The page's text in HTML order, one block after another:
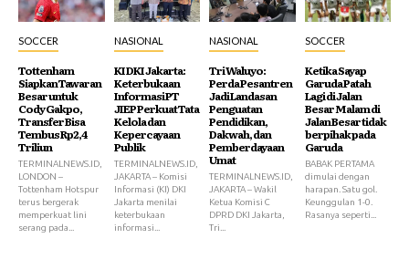
SOCCER
Tottenham
Siapkan Tawaran
Besar untuk
Cody Gakpo,
Transfer Bisa
Tembus Rp2,4
Triliun
TERMINALNEWS.ID,
LONDON –
Tottenham Hotspur
terus bergerak
memperkuat lini
serang pada...
NASIONAL
KI DKI Jakarta:
Keterbukaan
Informasi PT
JIEP Perkuat Tata
Kelola dan
Kepercayaan
Publik
TERMINALNEWS.ID,
JAKARTA – Komisi
Informasi (KI) DKI
Jakarta menilai
keterbukaan
informasi...
NASIONAL
Tri Waluyo:
Perda Pesantren
Jadi Landasan
Penguatan
Pendidikan,
Dakwah, dan
Pemberdayaan
Umat
TERMINALNEWS.ID,
JAKARTA – Wakil
Ketua Komisi C
DPRD DKI Jakarta,
Tri...
SOCCER
Ketika Sayap
Garuda Patah
Lagi di Jalan
Besar Malam di
Jalan Besar tidak
berpihak pada
Garuda
BABAK PERTAMA
dimulai dengan
harapan. Satu gol.
Keunggulan 1-0.
Rasanya seperti...